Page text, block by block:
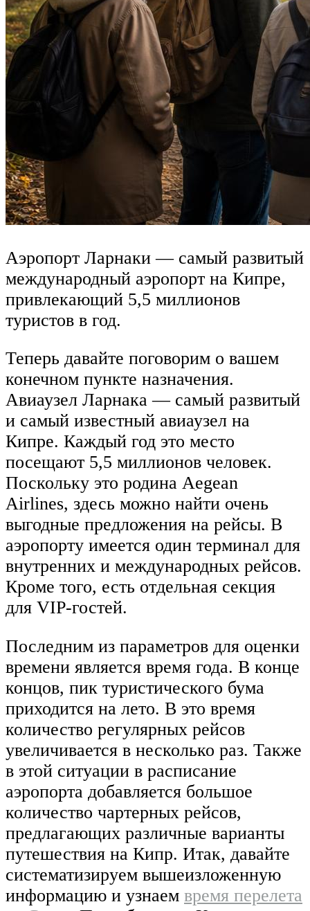
Аэропорт Ларнаки — самый развитый
международный аэропорт на Кипре,
привлекающий 5,5 миллионов
туристов в год.
Теперь давайте поговорим о вашем
конечном пункте назначения.
Авиаузел Ларнака — самый развитый
и самый известный авиаузел на
Кипре. Каждый год это место
посещают 5,5 миллионов человек.
Поскольку это родина Aegean
Airlines, здесь можно найти очень
выгодные предложения на рейсы. В
аэропорту имеется один терминал для
внутренних и международных рейсов.
Кроме того, есть отдельная секция
для VIP-гостей.
Последним из параметров для оценки
времени является время года. В конце
концов, пик туристического бума
приходится на лето. В это время
количество регулярных рейсов
увеличивается в несколько раз. Также
в этой ситуации в расписание
аэропорта добавляется большое
количество чартерных рейсов,
предлагающих различные варианты
путешествия на Кипр. Итак, давайте
систематизируем вышеизложенную
информацию и узнаем время перелета